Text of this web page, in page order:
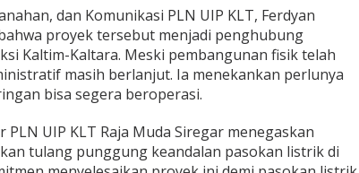
dan Komunikasi PLN UIP KLT, Ferdyan
proyek tersebut menjadi penghubung
Kaltim-Kaltara. Meski pembangunan fisik telah
masih berlanjut. Ia menekankan perlunya
bisa segera beroperasi.
UIP KLT Raja Muda Siregar menegaskan
tulang punggung keandalan pasokan listrik di